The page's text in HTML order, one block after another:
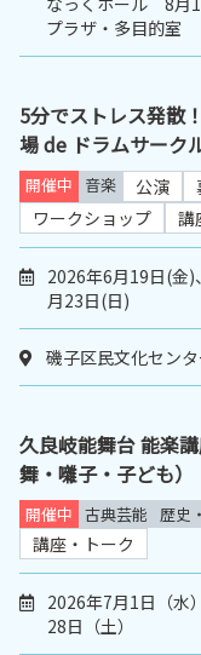
プラザ・多目的室
5分でストレス発散
場 de ドラムサーク
開催中 音楽 公演
ワークショップ
講
2026年6月19日(金
月23日(日)
磯子区民文化セン
久良岐能舞台 能楽
舞・囃子・子ども）
開催中 古典芸能 歴史
講座・トーク
2026年7月1日（水
28日（土）